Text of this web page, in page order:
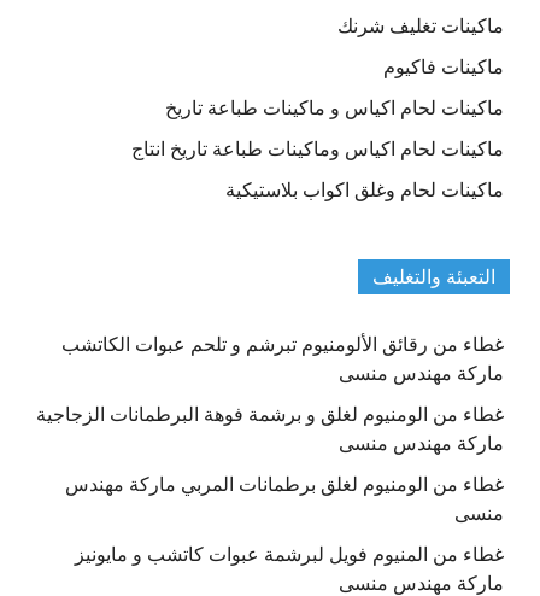
ماكينات تغليف شرنك
ماكينات فاكيوم
ماكينات لحام اكياس و ماكينات طباعة تاريخ
ماكينات لحام اكياس وماكينات طباعة تاريخ انتاج
ماكينات لحام وغلق اكواب بلاستيكية
التعبئة والتغليف
غطاء من رقائق الألومنيوم تبرشم و تلحم عبوات الكاتشب
ماركة مهندس منسى
غطاء من الومنيوم لغلق و برشمة فوهة البرطمانات الزجاجية
ماركة مهندس منسى
غطاء من الومنيوم لغلق برطمانات المربي ماركة مهندس
منسى
غطاء من المنيوم فويل لبرشمة عبوات كاتشب و مايونيز
ماركة مهندس منسى